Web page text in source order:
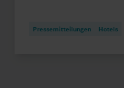
Pressemitteilungen Hotels